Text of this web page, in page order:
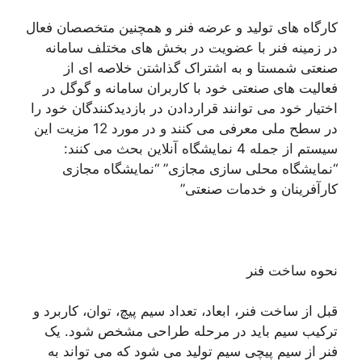
کارگاه های تولید و عرضه فنر و همچنین متخصصان فعال
در زمینه فنر با عضویت در بخش های مختلف سامانه
صنعتی شمستا و به اشتراک گذاشتن خلاصه ای از
فعالیت های صنعتی خود با کاربران سامانه و گوگل در
اختیار خود می توانند قراردادن در بازدیدکنندگان خود را
در سطح ملی معرفی می کنند و در مورد 12 مزیت این
سیستم از جمله 4 نمایشگاه آنلاین بحث می کنند:
“نمایشگاه محلی سازی مجازی” “نمایشگاه مجازی
کارآفرینان و خدمات صنعتی”
نحوه ساخت فنر
قبل از ساخت فنر، ابعاد، تعداد سیم پیچ، توان، کاربرد و
ترکیب سیم باید در مرحله طراحی مشخص شود. یک
فنر از سیم پیچی سیم تولید می شود که می تواند به